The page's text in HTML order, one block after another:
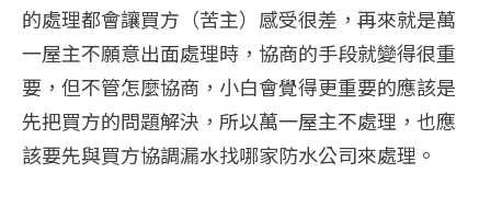
的處理都會讓買方（苦主）感受很差，再來就是萬
一屋主不願意出面處理時，協商的手段就變得很重
要，但不管怎麼協商，小白會覺得更重要的應該是
先把買方的問題解決，所以萬一屋主不處理，也應
該要先與買方協調漏水找哪家防水公司來處理。